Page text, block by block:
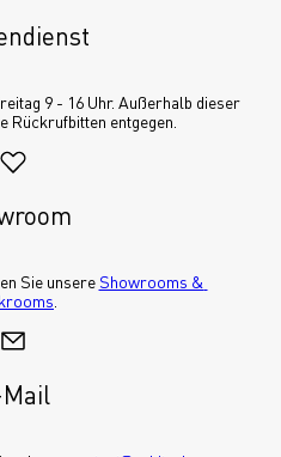
9 - 16 Uhr. Außerhalb dieser
Rückrufbitten entgegen.
Sie unsere Showrooms &